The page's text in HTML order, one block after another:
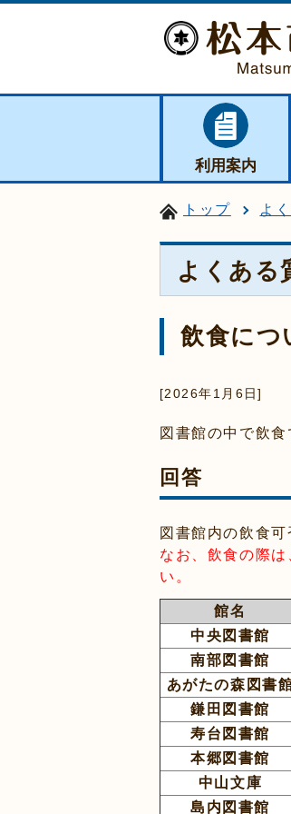
利用案内
トップ よ
よくある
飲食につ
[2026年1月6日]
図書館の中で飲食
回答
図書館内の飲食
なお、飲食の際
い。
館名
中央図書館
南部図書館
あがたの森図書
鎌田図書館
寿台図書館
本郷図書館
中山文庫
島内図書館